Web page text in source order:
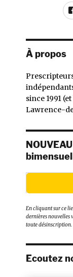
À propos
since 1991
Lawrence-
En cliquant sur ce
dernières nouvelles
toute désinscription.
Ecoutez